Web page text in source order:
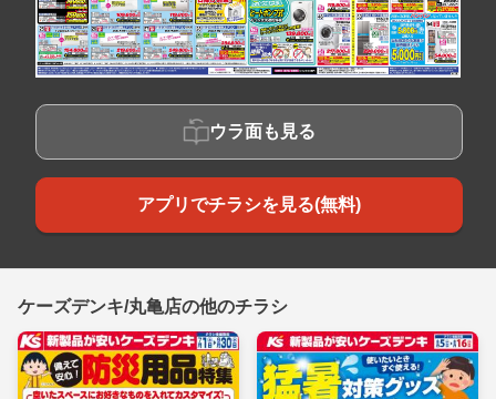
ウラ面も見る
アプリでチラシを見る(無料)
ケーズデンキ/丸亀店の他のチラシ